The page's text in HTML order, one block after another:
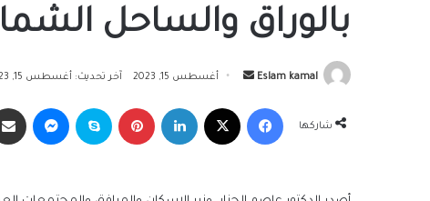
بالوراق والساحل
Eslam kamal
أرسل
إلكترونيا
أغسطس 15, 2023 آخر تحديث: أغسطس 15, 2023
شاركها
فيسبوك لينكدإن بينتيريست سكايب ماسنجر